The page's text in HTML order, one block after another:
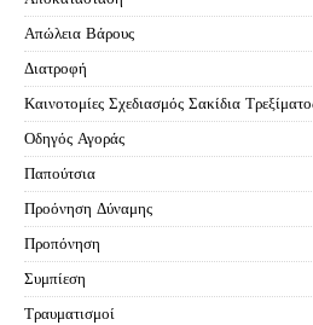
Απώλεια Βάρους
Διατροφή
Καινοτομίες Σχεδιασμός Σακίδια
Οδηγός Αγοράς
Παπούτσια
Προόνηση Δύναμης
Προπόνηση
Συμπίεση
Τραυματισμοί